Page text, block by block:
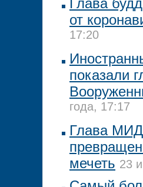
Глава
от
17:20
показали
года, 17:17
Глава МИД
мечеть 23